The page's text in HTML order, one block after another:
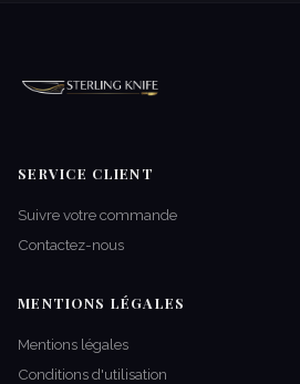
SERVICE CLIENT
Suivre votre commande
Contactez-nous
MENTIONS LÉGALES
Mentions légales
Conditions d'utilisation